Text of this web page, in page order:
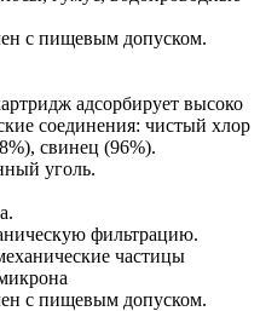
с пищевым допуском.
адсорбирует высоко
соединения: чистый хлор
свинец (96%).
уголь.
фильтрацию.
частицы
с пищевым допуском.